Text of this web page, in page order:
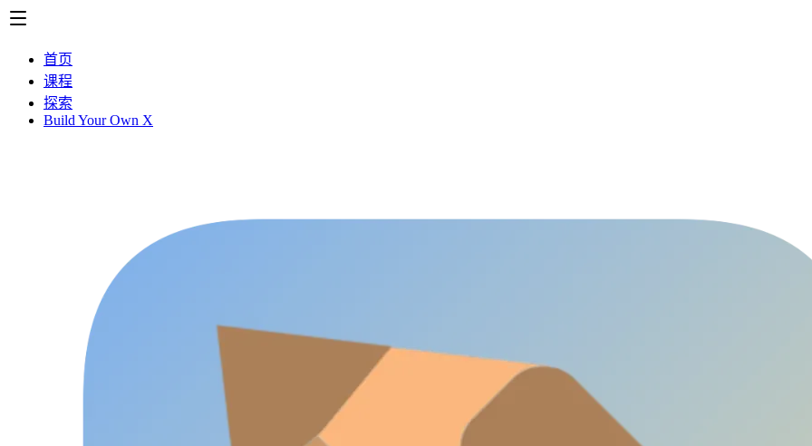
首页
课程
探索
Build Your Own X